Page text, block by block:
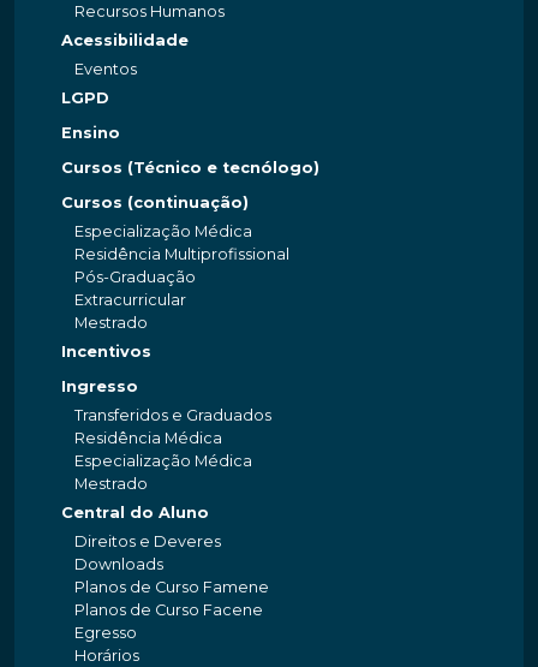
Recursos Humanos
Acessibilidade
Eventos
LGPD
Ensino
Cursos (Técnico e tecnólogo)
Cursos (continuação)
Especialização Médica
Residência Multiprofissional
Pós-Graduação
Extracurricular
Mestrado
Incentivos
Ingresso
Transferidos e Graduados
Residência Médica
Especialização Médica
Mestrado
Central do Aluno
Direitos e Deveres
Downloads
Planos de Curso Famene
Planos de Curso Facene
Egresso
Horários